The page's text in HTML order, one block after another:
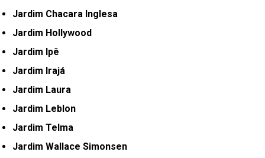
Jardim Chacara Inglesa
Jardim Hollywood
Jardim Ipê
Jardim Irajá
Jardim Laura
Jardim Leblon
Jardim Telma
Jardim Wallace Simonsen